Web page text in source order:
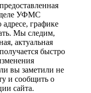
УФМС
графике
Мы следим,
актуальная
быстро
вы заметили не
и сообщить о
сайта.